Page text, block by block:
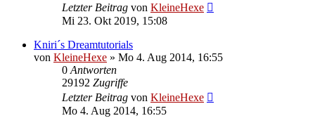
Letzter Beitrag von KleineHexe
Mi 23. Okt 2019, 15:08
Kniri´s Dreamtutorials
von KleineHexe » Mo 4. Aug 2014, 16:55
0 Antworten
29192 Zugriffe
Letzter Beitrag von KleineHexe
Mo 4. Aug 2014, 16:55